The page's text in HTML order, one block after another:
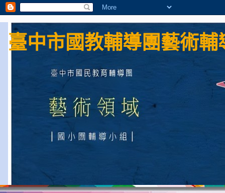
臺中市國教輔導團藝術